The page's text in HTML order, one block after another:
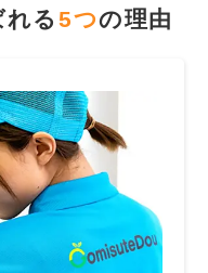
れる5つの理由